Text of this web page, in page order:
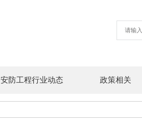
安防工程行业动态 政策相关